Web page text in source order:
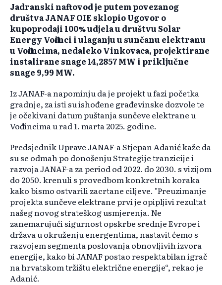
Jadranski naftovod je putem povezanog
društva JANAF OIE sklopio Ugovor o
kupoprodaji 100% udjela u društvu Solar
Energy Vođinci i ulaganju u sunčanu elektranu
u Vođincima, nedaleko Vinkovaca, projektirane
instalirane snage 14,2857 MW i priključne
snage 9,99 MW.
Iz JANAF-a napominju da je projekt u fazi početka
gradnje, za isti su ishođene građevinske dozvole te
je očekivani datum puštanja sunčeve elektrane u
Vođincima u rad 1. marta 2025. godine.
Predsjednik Uprave JANAF-a Stjepan Adanić kaže da
su se odmah po donošenju Strategije tranzicije i
razvoja JANAF-a za period od 2022. do 2030. s vizijom
do 2050. krenuli s provedbom konkretnih koraka
kako bismo ostvarili zacrtane ciljeve. "Preuzimanje
projekta sunčeve elektrane prvi je opipljivi rezultat
našeg novog strateškog usmjerenja. Ne
zanemarujući sigurnost opskrbe srednje Evrope i
država u okruženju energentima, nastavit ćemo s
razvojem segmenta poslovanja obnovljivih izvora
energije, kako bi JANAF postao respektabilan igrač
na hrvatskom tržištu električne energije“, rekao je
Adanić.